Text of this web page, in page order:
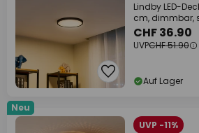
Lindby LED-
cm, dimmbar,
CHF 36.90
UVPCHF 51.90
Auf Lager
Neu
UVP -11%